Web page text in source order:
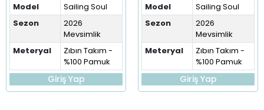
Model
Sailing Soul
Sezon
2026
Mevsimlik
Meteryal
Zıbın Takım -
%100 Pamuk
Giriş Yap
Model
Sailing Soul
Sezon
2026
Mevsimlik
Meteryal
Zıbın Takım -
%100 Pamuk
Giriş Yap